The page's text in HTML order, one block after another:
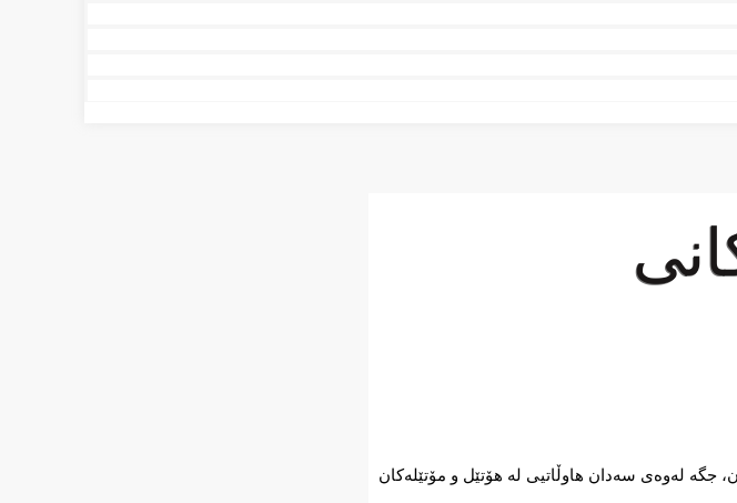
دهۆک، سێ كه‌س گیانیان له‌ده‌ستداوە و 11 کەسیش بریندار بون، جگە لەوەى سەدان هاوڵاتیی لە هۆتێل و مۆتێلەکان